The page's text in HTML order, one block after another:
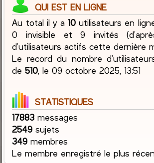
QUI EST EN LIGNE
Au total il y a 10utilisateurs en
0 invisible et 9 invités
d’utilisateurs actifs cette dernière
Le record du nombre
de510, le 09 octobre 2025, 13:51
STATISTIQUES
17883 messages
2549 sujets
349 membres
Le membre enregistré le plus